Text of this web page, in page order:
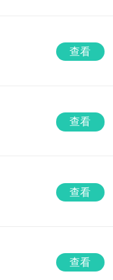
查看
查看
查看
查看